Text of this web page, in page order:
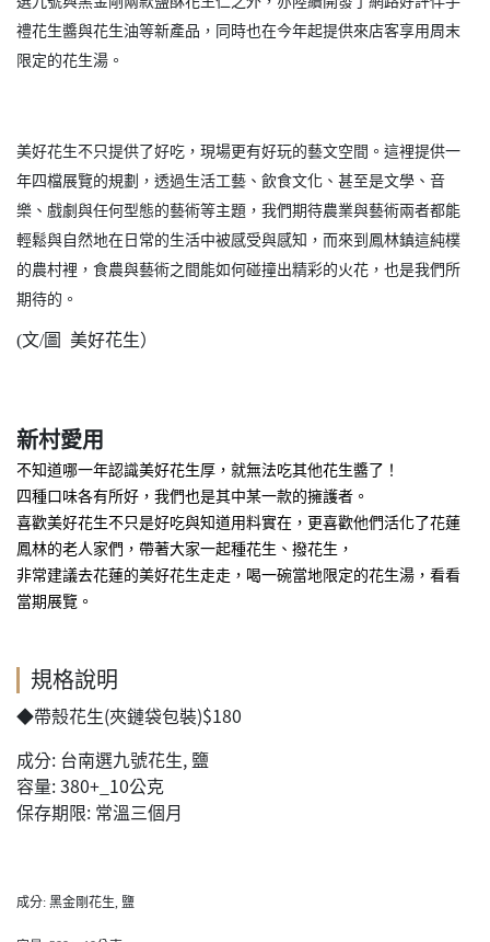
禮花生醬與花生油等新產品，同時也在今年起提供來店客享用周末
限定的花生湯。
美好花生不只提供了好吃，現場更有好玩的藝文空間。這裡提供一
年四檔展覽的規劃，透過生活工藝、飲食文化、甚至是文學、音
樂、戲劇與任何型態的藝術等主題，我們期待農業與藝術兩者都能
輕鬆與自然地在日常的生活中被感受與感知，而來到鳳林鎮這純樸
的農村裡，食農與藝術之間能如何碰撞出精彩的火花，也是我們所
期待的。
(文/圖 美好花生）
新村愛用
不知道哪一年認識美好花生厚，就無法吃其他花生醬了！
四種口味各有所好，我們也是其中某一款的擁護者。
喜歡美好花生不只是好吃與知道用料實在，更喜歡他們活化了花蓮
鳳林的老人家們，帶著大家一起種花生、撥花生，
非常建議去花蓮的美好花生走走，喝一碗當地限定的花生湯，看看
當期展覽。
規格說明
◆帶殼花生(夾鏈袋包裝)$180
成分: 台南選九號花生, 鹽
容量: 380+_10公克
保存期限: 常溫三個月
成分: 黑金剛花生, 鹽